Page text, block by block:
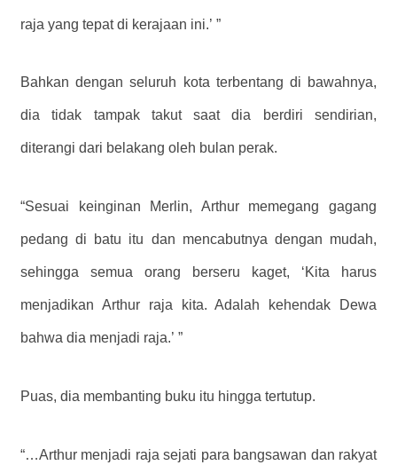
raja yang tepat di kerajaan ini.’ ”
Bahkan dengan seluruh kota terbentang di bawahnya,
dia tidak tampak takut saat dia berdiri sendirian,
diterangi dari belakang oleh bulan perak.
“Sesuai keinginan Merlin, Arthur memegang gagang
pedang di batu itu dan mencabutnya dengan mudah,
sehingga semua orang berseru kaget, ‘Kita harus
menjadikan Arthur raja kita. Adalah kehendak Dewa
bahwa dia menjadi raja.’ ”
Puas, dia membanting buku itu hingga tertutup.
“…Arthur menjadi raja sejati para bangsawan dan rakyat